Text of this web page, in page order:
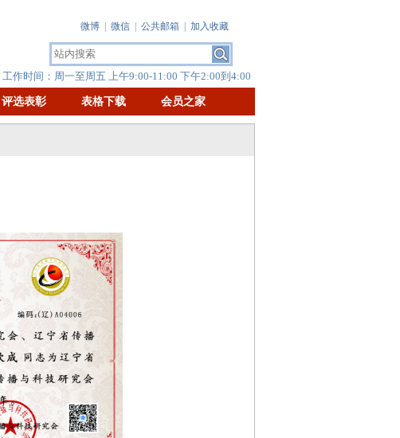
工作时间：周一至周五 上午9:00-11:00 下午2:00到4:00
微博 微信 公共邮箱 加入收藏
评选表彰 表格下载 会员之家